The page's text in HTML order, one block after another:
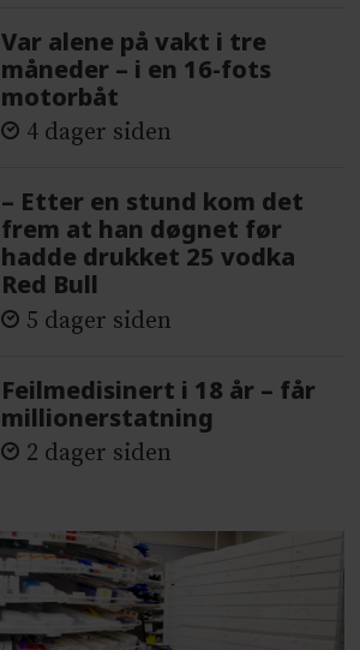
Var alene på vakt i tre
måneder – i en 16-fots
motorbåt
4 dager siden
– Etter en stund kom det
frem at han døgnet før
hadde drukket 25 vodka
Red Bull
5 dager siden
Feilmedisinert i 18 år – får
millionerstatning
2 dager siden